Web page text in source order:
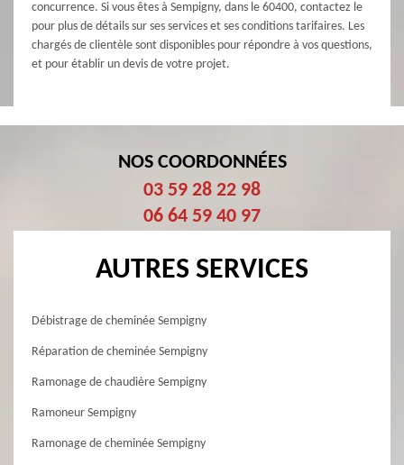
concurrence. Si vous êtes à Sempigny, dans le 60400, contactez le
pour plus de détails sur ses services et ses conditions tarifaires. Les
chargés de clientèle sont disponibles pour répondre à vos questions,
et pour établir un devis de votre projet.
NOS COORDONNÉES
03 59 28 22 98
06 64 59 40 97
AUTRES SERVICES
Débistrage de cheminée Sempigny
Réparation de cheminée Sempigny
Ramonage de chaudière Sempigny
Ramoneur Sempigny
Ramonage de cheminée Sempigny